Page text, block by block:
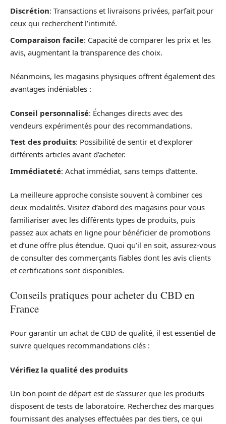
Discrétion: Transactions et livraisons privées, parfait pour
ceux qui recherchent l’intimité.
Comparaison facile: Capacité de comparer les prix et les
avis, augmentant la transparence des choix.
Néanmoins, les magasins physiques offrent également des
avantages indéniables :
Conseil personnalisé: Échanges directs avec des
vendeurs expérimentés pour des recommandations.
Test des produits: Possibilité de sentir et d’explorer
différents articles avant d’acheter.
Immédiateté: Achat immédiat, sans temps d’attente.
La meilleure approche consiste souvent à combiner ces
deux modalités. Visitez d’abord des magasins pour vous
familiariser avec les différents types de produits, puis
passez aux achats en ligne pour bénéficier de promotions
et d’une offre plus étendue. Quoi qu’il en soit, assurez-vous
de consulter des commerçants fiables dont les avis clients
et certifications sont disponibles.
Conseils pratiques pour acheter du CBD en
France
Pour garantir un achat de CBD de qualité, il est essentiel de
suivre quelques recommandations clés :
Vérifiez la qualité des produits
Un bon point de départ est de s’assurer que les produits
disposent de tests de laboratoire. Recherchez des marques
fournissant des analyses effectuées par des tiers, ce qui